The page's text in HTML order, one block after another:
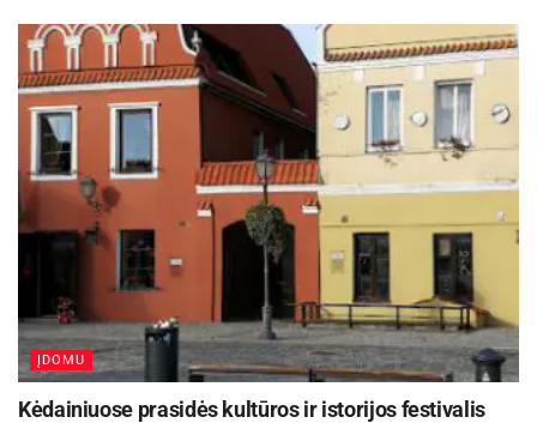
39-erių hip hop dainos ,,Jesus Walks“autorius
Kanye West buvo nugabentas į
„Neuropsichiatrinę Resnick-UCLA“ ligoninę
praėjusią savaitę po to, kai policija atsakė į
pranešimą dėl pagalbos prašymo, pranešė
žiniasklaida.
Žmonės artimi reperiui ,,People“ žurnalui pasakė,
kad jis buvo išsekęs dėl ,,dvasinės krizės“.
ĮDOMU
Kėdainiuose prasidės kultūros ir istorijos festivalis